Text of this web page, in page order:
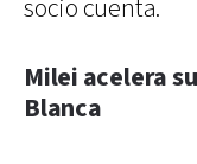
socio cuenta.
Milei acelera
Blanca